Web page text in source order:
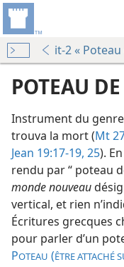
it-2 « Poteau
POTEAU
Instrument du
trouva la mort (Mt
Jean 19:17-19, 25).
rendu par “ poteau
monde nouveau
vertical, et rien
Écritures grecques
pour parler d’un
POTEAU (ÊTRE ATTACHÉ